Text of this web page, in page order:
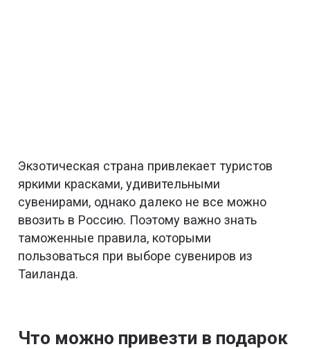
Экзотическая страна привлекает туристов
яркими красками, удивительными
сувенирами, однако далеко не все можно
ввозить в Россию. Поэтому важно знать
таможенные правила, которыми
пользоваться при выборе сувениров из
Таиланда.
Что можно привезти в подарок